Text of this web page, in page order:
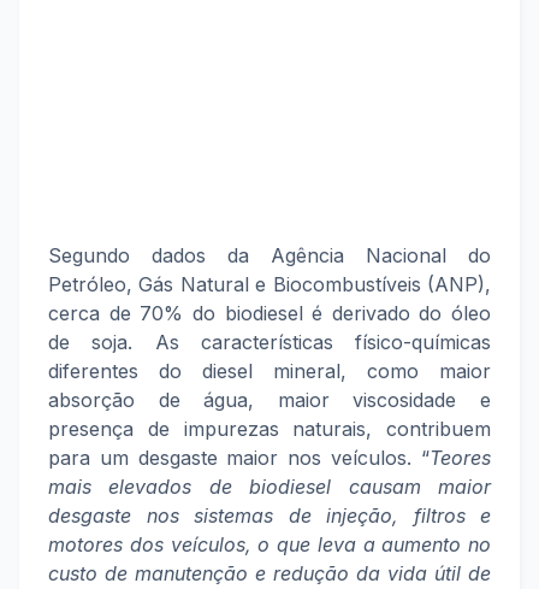
Segundo dados da Agência Nacional do
Petróleo, Gás Natural e Biocombustíveis (ANP),
cerca de 70% do biodiesel é derivado do óleo
de soja. As características físico-químicas
diferentes do diesel mineral, como maior
absorção de água, maior viscosidade e
presença de impurezas naturais, contribuem
para um desgaste maior nos veículos. “Teores
mais elevados de biodiesel causam maior
desgaste nos sistemas de injeção, filtros e
motores dos veículos, o que leva a aumento no
custo de manutenção e redução da vida útil de